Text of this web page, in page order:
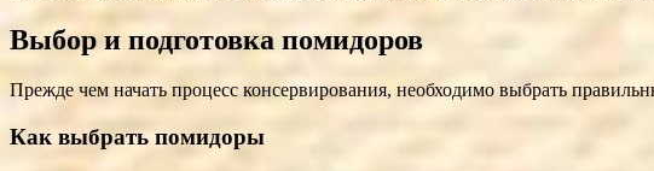
Выбор и подготовка помидоров
Прежде чем начать процесс консервирования, необходимо выбрать
Как выбрать помидоры